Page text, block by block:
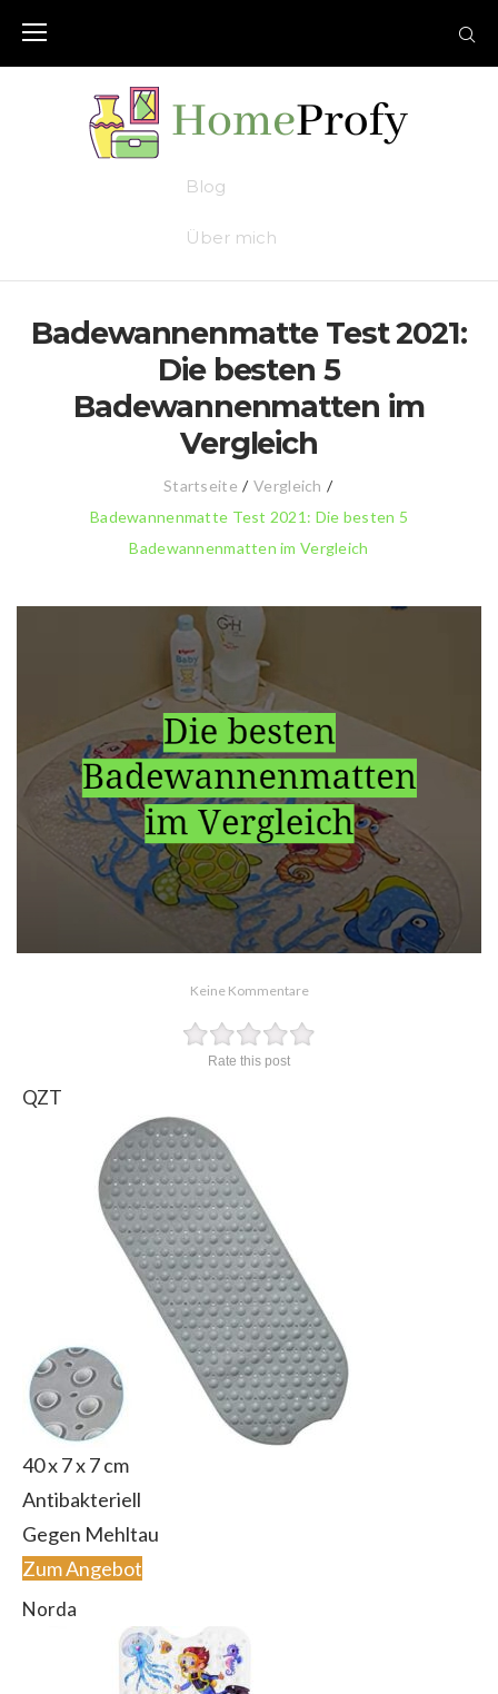
Blog
Über mich
Badewannenmatte Test 2021:
Die besten 5
Badewannenmatten im
Vergleich
Startseite / Vergleich /
Badewannenmatte Test 2021: Die besten 5
Badewannenmatten im Vergleich
Keine Kommentare
Rate this post
QZT
‎40 x 7 x 7 cm
Antibakteriell
Gegen Mehltau
Zum Angebot
Norda